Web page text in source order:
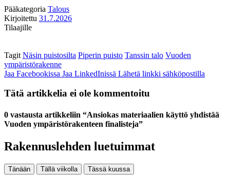
Pääkategoria Talous
Kirjoitettu 31.7.2026
Tilaajille
Tagit Näsin puistosilta Piperin puisto Tanssin talo Vuoden
ympäristörakenne
Jaa Facebookissa Jaa LinkedInissä Lähetä linkki sähköpostilla
Tätä artikkelia ei ole kommentoitu
0 vastausta artikkeliin “Ansiokas materiaalien käyttö yhdistää
Vuoden ympäristörakenteen finalisteja”
Rakennuslehden luetuimmat
Tänään Tällä viikolla Tässä kuussa